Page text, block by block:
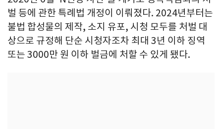
벌 등에 관한 특례법 개정이 이뤄졌다. 2024년부터는
불법 합성물의 제작, 소지 유포, 시청 모두를 처벌 대
상으로 규정해 단순 시청자조차 최대 3년 이하 징역
또는 3000만 원 이하 벌금에 처할 수 있게 됐다.